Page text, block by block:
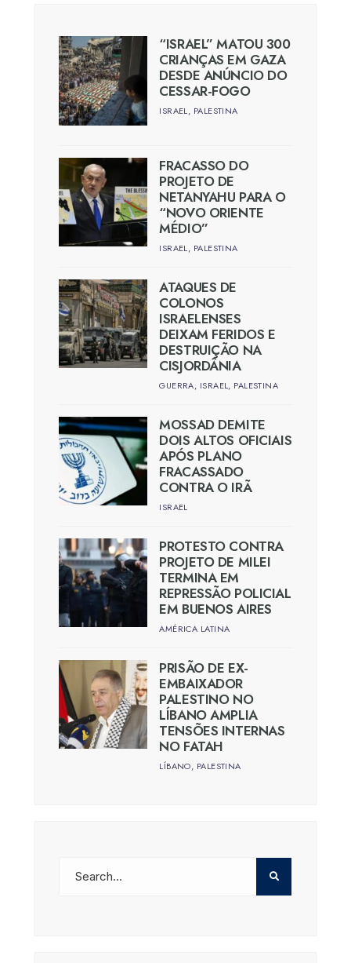
“ISRAEL” MATOU 300
CRIANÇAS EM GAZA
DESDE ANÚNCIO DO
CESSAR-FOGO
ISRAEL, PALESTINA
FRACASSO DO
PROJETO DE
NETANYAHU PARA O
“NOVO ORIENTE
MÉDIO”
ISRAEL, PALESTINA
ATAQUES DE
COLONOS
ISRAELENSES
DEIXAM FERIDOS E
DESTRUIÇÃO NA
CISJORDÂNIA
GUERRA, ISRAEL, PALESTINA
MOSSAD DEMITE
DOIS ALTOS OFICIAIS
APÓS PLANO
FRACASSADO
CONTRA O IRÃ
ISRAEL
PROTESTO CONTRA
PROJETO DE MILEI
TERMINA EM
REPRESSÃO POLICIAL
EM BUENOS AIRES
AMÉRICA LATINA
PRISÃO DE EX-
EMBAIXADOR
PALESTINO NO
LÍBANO AMPLIA
TENSÕES INTERNAS
NO FATAH
LÍBANO, PALESTINA